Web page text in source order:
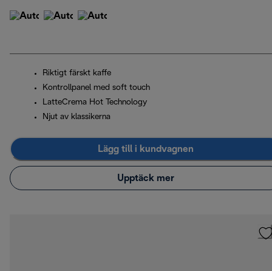
Riktigt färskt kaffe
Kontrollpanel med soft touch
LatteCrema Hot Technology
Njut av klassikerna
Lägg till i kundvagnen
Upptäck mer